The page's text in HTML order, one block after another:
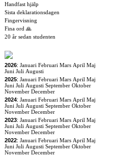
Handfast hjälp
Sista deklarationsdagen
Fingervisning
Fina ord 🙏
20 år sedan studenten
2026: Januari Februari Mars April Maj
Juni Juli Augusti
2025: Januari Februari Mars April Maj
Juni Juli Augusti September Oktober
November December
2024: Januari Februari Mars April Maj
Juni Juli Augusti September Oktober
November December
2023: Januari Februari Mars April Maj
Juni Juli Augusti September Oktober
November December
2022: Januari Februari Mars April Maj
Juni Juli Augusti September Oktober
November December